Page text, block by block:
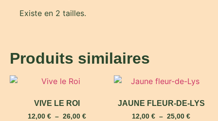
Existe en 2 tailles.
Produits similaires
VIVE LE ROI
12,00 € – 26,00 €
JAUNE FLEUR-DE-LYS
12,00 € – 25,00 €